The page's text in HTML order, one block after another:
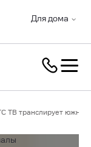
Для дома
ТВ транслирует